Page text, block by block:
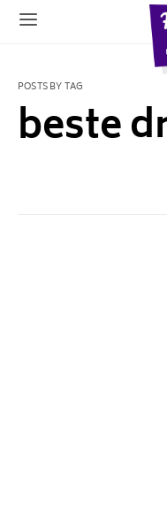
POSTS BY TAG
beste